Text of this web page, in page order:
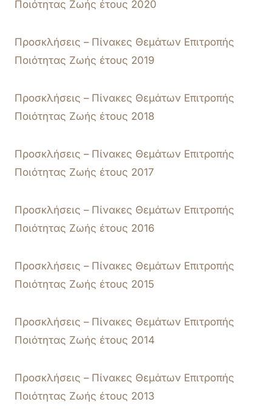
Ποιότητας Ζωής έτους 2020
Προσκλήσεις – Πίνακες Θεμάτων Επιτροπής
Ποιότητας Ζωής έτους 2019
Προσκλήσεις – Πίνακες Θεμάτων Επιτροπής
Ποιότητας Ζωής έτους 2018
Προσκλήσεις – Πίνακες Θεμάτων Επιτροπής
Ποιότητας Ζωής έτους 2017
Προσκλήσεις – Πίνακες Θεμάτων Επιτροπής
Ποιότητας Ζωής έτους 2016
Προσκλήσεις – Πίνακες Θεμάτων Επιτροπής
Ποιότητας Ζωής έτους 2015
Προσκλήσεις – Πίνακες Θεμάτων Επιτροπής
Ποιότητας Ζωής έτους 2014
Προσκλήσεις – Πίνακες Θεμάτων Επιτροπής
Ποιότητας Ζωής έτους 2013